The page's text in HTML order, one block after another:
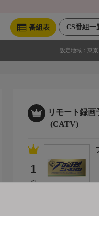
CS番組一
番組表
設定地域： 東
リモート録
(CATV)
1
(5)